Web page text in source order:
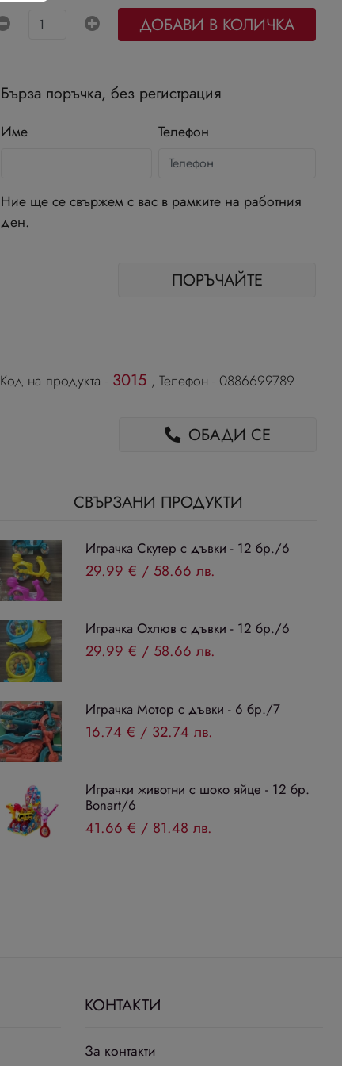
ДОБАВИ В КОЛИЧКА
Бърза поръчка, без регистрация
Име Телефон
Ние ще се свържем с вас в рамките на работния
ден.
ПОРЪЧАЙТЕ
Код на продукта - 3015 , Телефон - 0886699789
ОБАДИ СЕ
СВЪРЗАНИ ПРОДУКТИ
Играчка Скутер с дъвки - 12 бр./6
29.99 € / 58.66 лв.
Играчка Охлюв с дъвки - 12 бр./6
29.99 € / 58.66 лв.
Играчка Мотор с дъвки - 6 бр./7
16.74 € / 32.74 лв.
Играчки животни с шоко яйце - 12 бр.
Bonart/6
41.66 € / 81.48 лв.
КОНТАКТИ
За контакти